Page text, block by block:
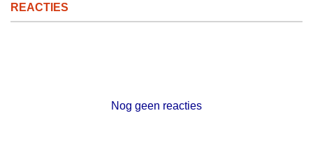
REACTIES
Nog geen reacties